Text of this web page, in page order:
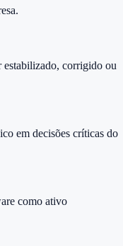
estabilizado, corrigido ou
em decisões críticas do
como ativo